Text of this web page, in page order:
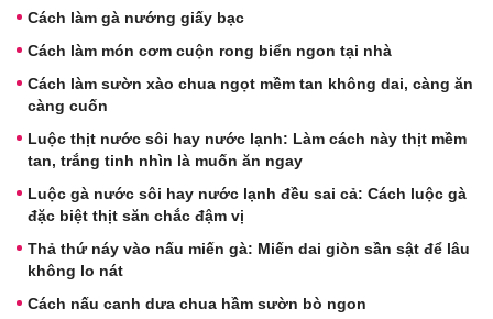
Cách làm gà nướng giấy bạc
Cách làm món cơm cuộn rong biển ngon tại nhà
Cách làm sườn xào chua ngọt mềm tan không dai, càng ăn
càng cuốn
Luộc thịt nước sôi hay nước lạnh: Làm cách này thịt mềm
tan, trắng tinh nhìn là muốn ăn ngay
Luộc gà nước sôi hay nước lạnh đều sai cả: Cách luộc gà
đặc biệt thịt săn chắc đậm vị
Thả thứ náy vào nấu miến gà: Miến dai giòn sần sật để lâu
không lo nát
Cách nấu canh dưa chua hầm sườn bò ngon